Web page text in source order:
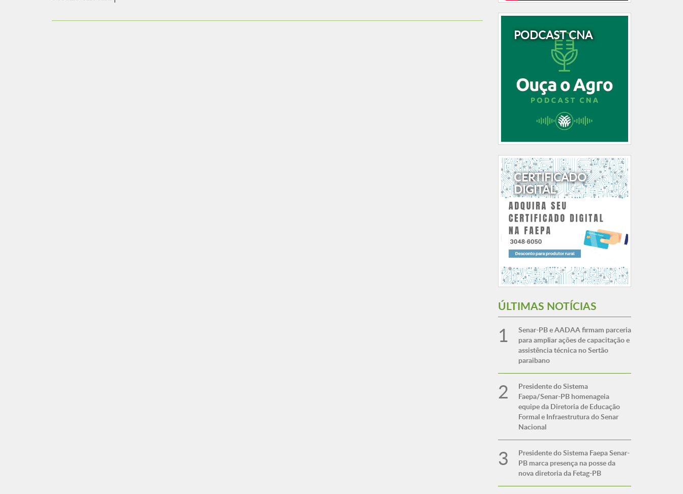
PODCAST CNA
CERTIFICADO
DIGITAL
ÚLTIMAS NOTÍCIAS
Senar-PB e AADAA firmam parceria
para ampliar ações de capacitação e
assistência técnica no Sertão
paraibano
Presidente do Sistema
Faepa/Senar-PB homenageia
equipe da Diretoria de Educação
Formal e Infraestrutura do Senar
Nacional
Presidente do Sistema Faepa Senar-
PB marca presença na posse da
nova diretoria da Fetag-PB